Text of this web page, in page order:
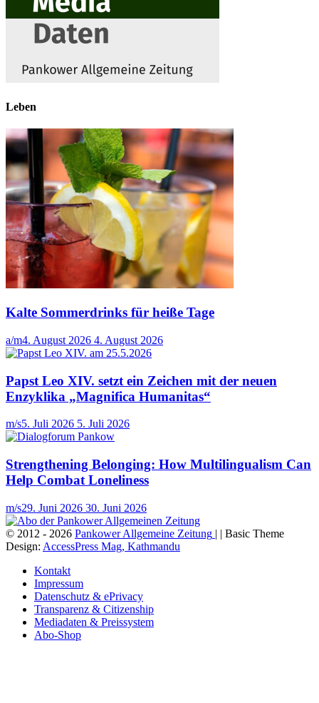
Leben
Kalte Sommerdrinks für heiße Tage
a/m4. August 2026 4. August 2026
Papst Leo XIV. setzt ein Zeichen mit der neuen
Enzyklika „Magnifica Humanitas“
m/s5. Juli 2026 5. Juli 2026
Strengthening Belonging: How Multilingualism Can
Help Combat Loneliness
m/s29. Juni 2026 30. Juni 2026
© 2012 - 2026 Pankower Allgemeine Zeitung | | Basic Theme
Design: AccessPress Mag, Kathmandu
Kontakt
Impressum
Datenschutz & ePrivacy
Transparenz & Citizenship
Mediadaten & Preissystem
Abo-Shop